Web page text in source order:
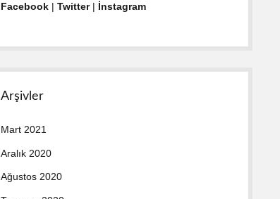
Facebook |Twitter| İnstagram
Arşivler
Mart 2021
Aralık 2020
Ağustos 2020